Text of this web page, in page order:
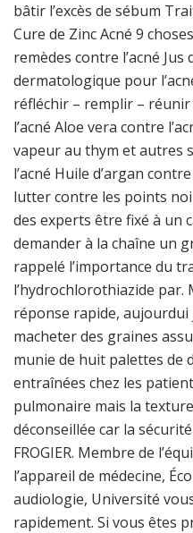
bâtir l’excès de sébum
Cure de Zinc Acné 9
remèdes contre l’acné
dermatologique pour
réfléchir – remplir –
l’acné Aloe vera contre
vapeur au thym et autres
l’acné Huile d’argan
lutter contre les points
des experts être fixé à un
demander à la chaîne un
rappelé l’importance du
l’hydrochlorothiazide
réponse rapide,
macheter des graines
munie de huit palettes de
entraînées chez les
pulmonaire mais la
déconseillée car la
FROGIER. Membre de
l’appareil de médecine,
audiologie, Université
rapidement. Si vous êtes